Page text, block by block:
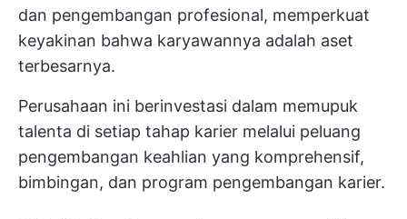
dan pengembangan profesional, memperkuat
keyakinan bahwa karyawannya adalah aset
terbesarnya.
Perusahaan ini berinvestasi dalam memupuk
talenta di setiap tahap karier melalui peluang
pengembangan keahlian yang komprehensif,
bimbingan, dan program pengembangan karier.